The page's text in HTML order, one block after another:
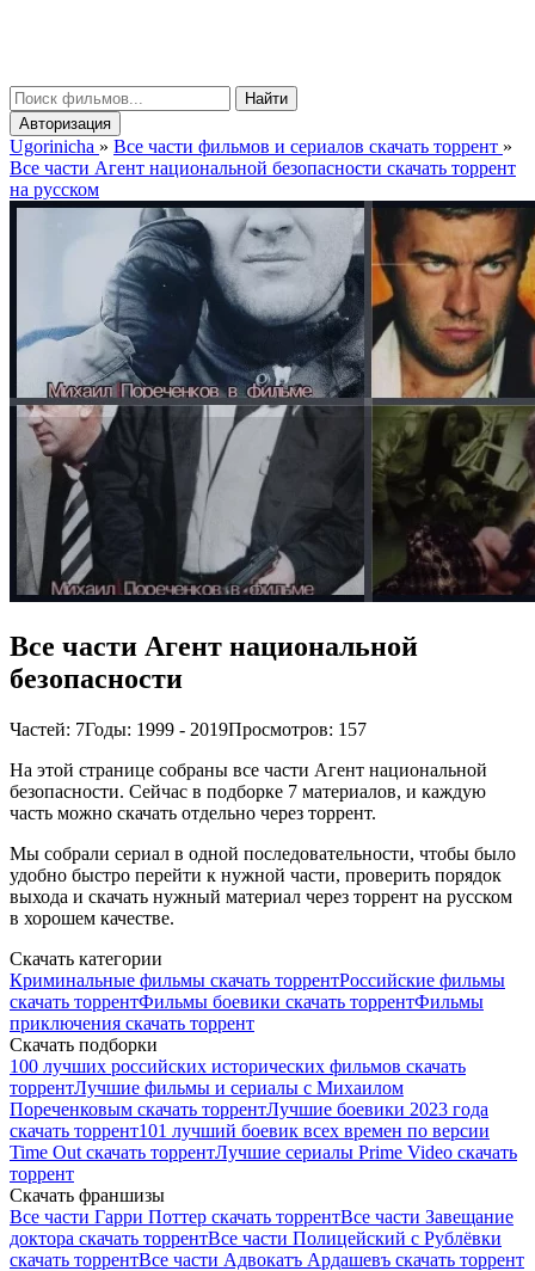
Найти
Авторизация
Ugorinicha » Все части фильмов и сериалов скачать торрент »
Все части Агент национальной безопасности скачать торрент
на русском
Все части Агент национальной
безопасности
Частей: 7Годы: 1999 - 2019Просмотров: 157
На этой странице собраны все части Агент национальной
безопасности. Сейчас в подборке 7 материалов, и каждую
часть можно скачать отдельно через торрент.
Мы собрали сериал в одной последовательности, чтобы было
удобно быстро перейти к нужной части, проверить порядок
выхода и скачать нужный материал через торрент на русском
в хорошем качестве.
Скачать категории
Криминальные фильмы скачать торрентРоссийские фильмы
скачать торрентФильмы боевики скачать торрентФильмы
приключения скачать торрент
Скачать подборки
100 лучших российских исторических фильмов скачать
торрентЛучшие фильмы и сериалы с Михаилом
Пореченковым скачать торрентЛучшие боевики 2023 года
скачать торрент101 лучший боевик всех времен по версии
Time Out скачать торрентЛучшие сериалы Prime Video скачать
торрент
Скачать франшизы
Все части Гарри Поттер скачать торрентВсе части Завещание
доктора скачать торрентВсе части Полицейский с Рублёвки
скачать торрентВсе части Адвокатъ Ардашевъ скачать торрент